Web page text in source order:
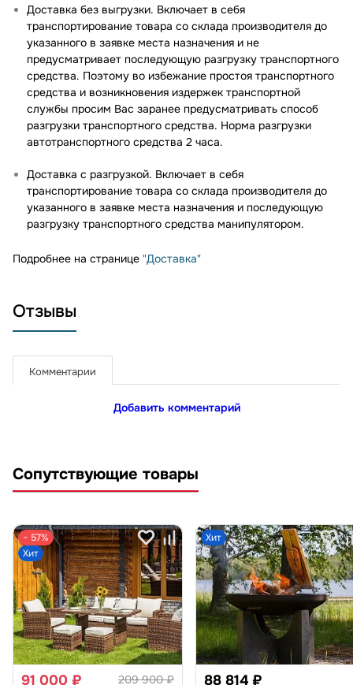
Доставка без выгрузки. Включает в себя
транспортирование товара со склада производителя до
указанного в заявке места назначения и не
предусматривает последующую разгрузку транспортного
средства. Поэтому во избежание простоя транспортного
средства и возникновения издержек транспортной
службы просим Вас заранее предусматривать способ
разгрузки транспортного средства. Норма разгрузки
автотранспортного средства 2 часа.
Доставка с разгрузкой. Включает в себя
транспортирование товара со склада производителя до
указанного в заявке места назначения и последующую
разгрузку транспортного средства манипулятором.
Подробнее на странице "Доставка"
Отзывы
Комментарии
Добавить комментарий
Сопутствующие товары
− 57%
Хит
209 900 ₽
91 000 ₽
Хит
88 814 ₽